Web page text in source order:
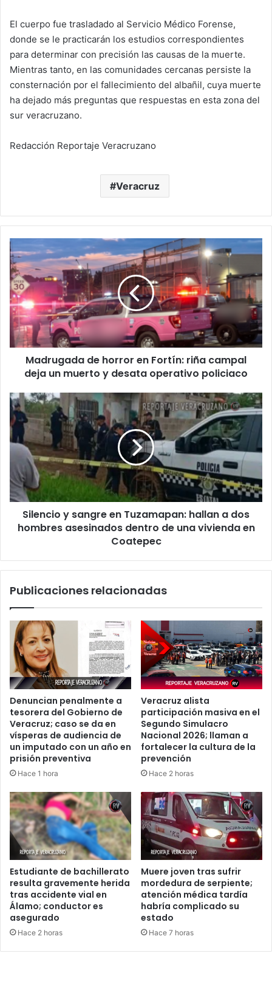
El cuerpo fue trasladado al Servicio Médico Forense,
donde se le practicarán los estudios correspondientes
para determinar con precisión las causas de la muerte.
Mientras tanto, en las comunidades cercanas persiste la
consternación por el fallecimiento del albañil, cuya muerte
ha dejado más preguntas que respuestas en esta zona del
sur veracruzano.
Redacción Reportaje Veracruzano
Veracruz
Madrugada
de
horror
en
Fortín:
riña
campal
deja
un
muerto
operativo
policiaco
Madrugada de horror en Fortín: riña campal
deja un muerto y desata operativo policiaco
Silencio
y
sangre
en
Tuzamapan:
hallan
dos
hombres
asesinados
dentro
vivienda
Coatepec
Silencio y sangre en Tuzamapan: hallan a dos
hombres asesinados dentro de una vivienda en
Coatepec
Publicaciones relacionadas
Denuncian penalmente a
tesorera del Gobierno de
Veracruz; caso se da en
vísperas de audiencia de
un imputado con un año en
prisión preventiva
Hace 1 hora
Veracruz alista
participación masiva en el
Segundo Simulacro
Nacional 2026; llaman a
fortalecer la cultura de la
prevención
Hace 2 horas
Estudiante de bachillerato
resulta gravemente herida
tras accidente vial en
Álamo; conductor es
asegurado
Hace 2 horas
Muere joven tras sufrir
mordedura de serpiente;
atención médica tardía
habría complicado su
estado
Hace 7 horas